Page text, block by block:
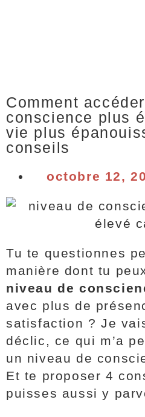
Comment
conscience plus
vie plus
conseils
octobre 12,
Tu te questionnes
manière dont tu
niveau de
avec plus de
satisfaction ? Je
déclic, ce qui m’a
un niveau de
Et te proposer 4
puisses aussi y